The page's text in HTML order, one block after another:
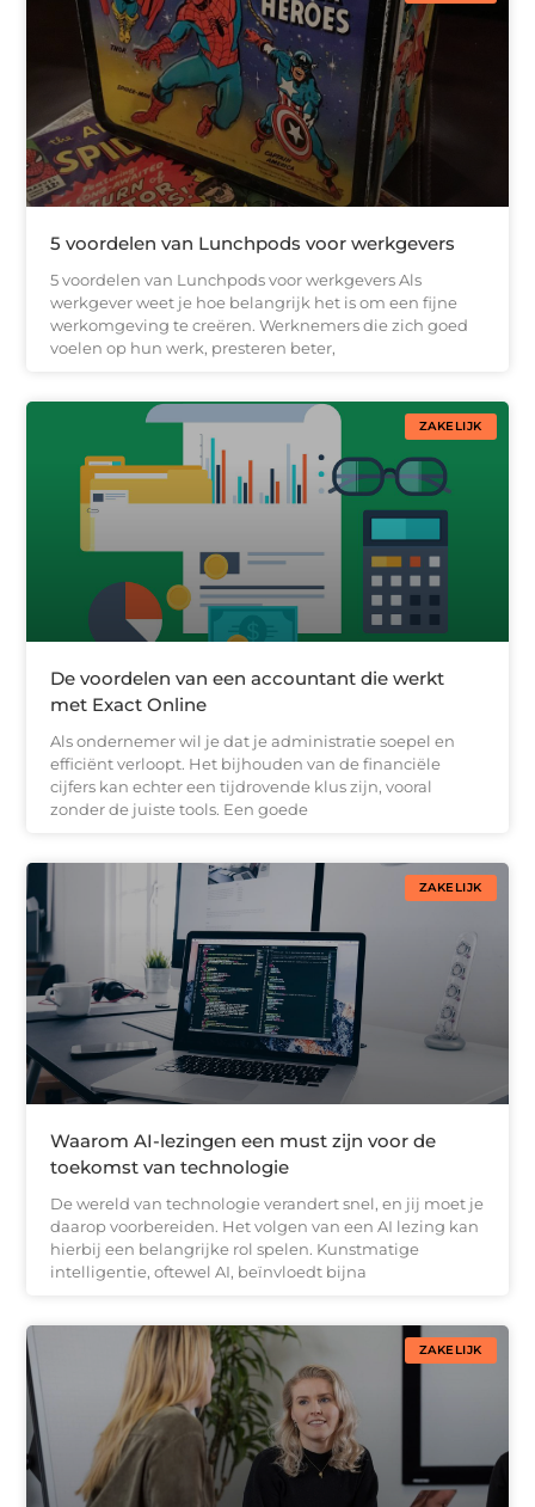
5 voordelen van Lunchpods voor werkgevers
5 voordelen van Lunchpods voor werkgevers Als
werkgever weet je hoe belangrijk het is om een fijne
werkomgeving te creëren. Werknemers die zich goed
voelen op hun werk, presteren beter,
ZAKELIJK
De voordelen van een accountant die werkt
met Exact Online
Als ondernemer wil je dat je administratie soepel en
efficiënt verloopt. Het bijhouden van de financiële
cijfers kan echter een tijdrovende klus zijn, vooral
zonder de juiste tools. Een goede
ZAKELIJK
Waarom AI-lezingen een must zijn voor de
toekomst van technologie
De wereld van technologie verandert snel, en jij moet je
daarop voorbereiden. Het volgen van een AI lezing kan
hierbij een belangrijke rol spelen. Kunstmatige
intelligentie, oftewel AI, beïnvloedt bijna
ZAKELIJK